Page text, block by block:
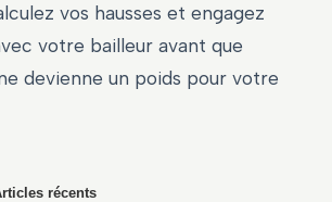
vos hausses et engagez
votre bailleur avant que
devienne un poids pour votre
récents